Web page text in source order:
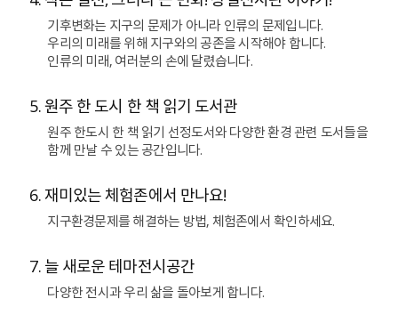
기후변화는 지구의 문제가 아니라 인류의 문제입니다.
우리의 미래를 위해 지구와의 공존을 시작해야 합니다.
인류의 미래, 여러분의 손에 달렸습니다.
5. 원주 한 도시 한 책 읽기 도서관
원주 한도시 한 책 읽기 선정도서와 다양한 환경 관련 도서들을
함께 만날 수 있는 공간입니다.
6. 재미있는 체험존에서 만나요!
지구환경문제를 해결하는 방법, 체험존에서 확인하세요.
7. 늘 새로운 테마전시공간
다양한 전시과 우리 삶을 돌아보게 합니다.